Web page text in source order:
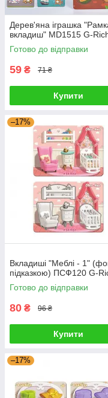
Дерев'яна іграшка
вкладиш" MD1515 G-
Готово до відправки
59 ₴ 71 ₴
Купити
–17%
Вкладиші "Меблі - 1"
підказкою) ПСФ120 G-
Готово до відправки
80 ₴ 96 ₴
Купити
–17%